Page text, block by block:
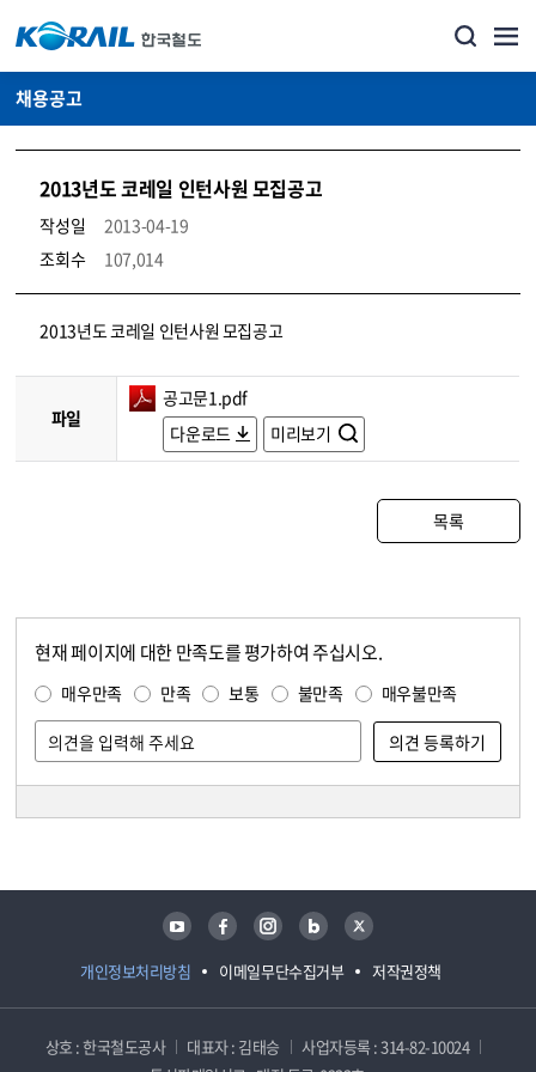
채용공고
2013년도 코레일 인턴사원 모집공고
작성일
2013-04-19
조회수
107,014
코레일소개_경영공시_채용공고 상세보기 – 내용, 파일, 담당자 연락처로 구성
2013년도 코레일 인턴사원 모집공고
파일
공고문1.pdf
다운로드
미리보기
목록
현재 페이지에 대한 만족도를 평가하여 주십시오.
매우만족 만족 보통 불만족 매우불만족
개인정보처리방침 이메일무단수집거부 저작권정책
유튜브 페이스북 인스타그램 블로그 트위터
상호 : 한국철도공사 대표자 : 김태승
사업자등록 : 314-82-10024